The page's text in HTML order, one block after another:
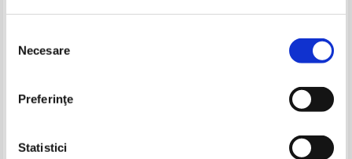
consimțământului
Necesare
Preferinţe
Statistici
Pret:30,00Lei Lei